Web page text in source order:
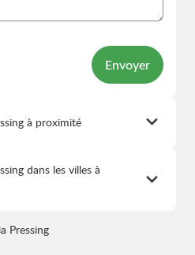
Envoyer
à proximité
dans les villes à
Pressing